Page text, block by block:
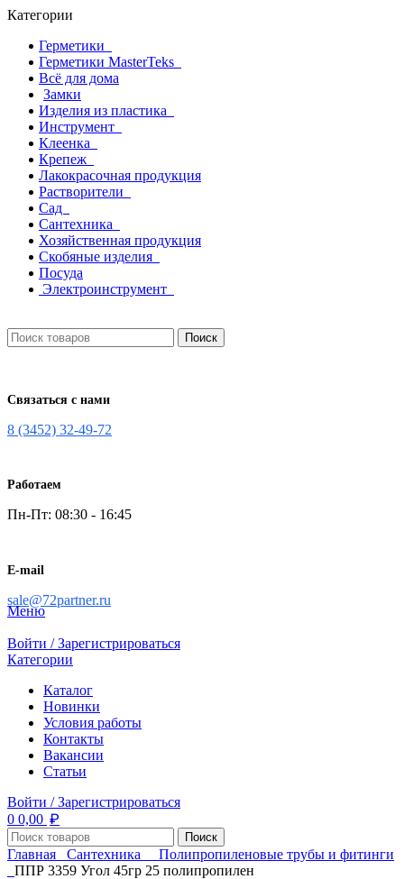
Категории
Герметики
Герметики MasterTeks
Всё для дома
Замки
Изделия из пластика
Инструмент
Клеенка
Крепеж
Лакокрасочная продукция
Растворители
Сад
Сантехника
Хозяйственная продукция
Скобяные изделия
Посуда
Электроинструмент
Поиск
Связаться с нами
8 (3452) 32-49-72
Работаем
Пн-Пт: 08:30 - 16:45
E-mail
sale@72partner.ru
Меню
Войти / Зарегистрироваться
Категории
Каталог
Новинки
Условия работы
Контакты
Вакансии
Статьи
Войти / Зарегистрироваться
0 0,00 ₽
Поиск
Главная Сантехника
Полипропиленовые трубы и фитинги
ППР 3359 Угол 45гр 25 полипропилен